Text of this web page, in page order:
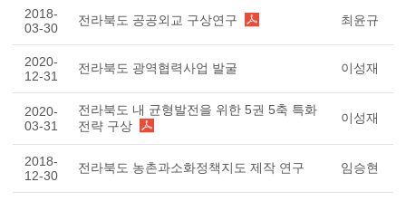
2018-
03-30
전라북도 공공외교 구상연구 최윤규
2020-
12-31
전라북도 광역협력사업 발굴 이성재
2020-
03-31
전라북도 내 균형발전을 위한 5권 5축 특화
전략 구상
이성재
2018-
12-30
전라북도 농촌과소화정책지도 제작 연구 임승현